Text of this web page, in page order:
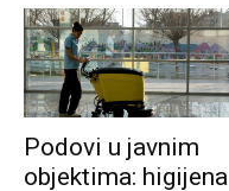
Podovi u javnim
objektima: higijena